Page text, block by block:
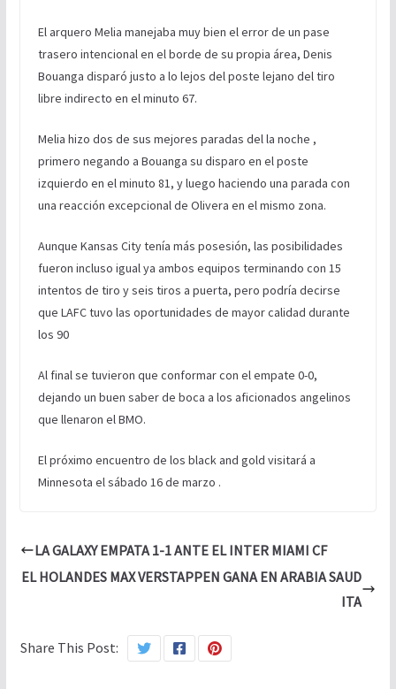
El arquero Melia manejaba muy bien el error de un pase
trasero intencional en el borde de su propia área, Denis
Bouanga disparó justo a lo lejos del poste lejano del tiro
libre indirecto en el minuto 67.
Melia hizo dos de sus mejores paradas del la noche ,
primero negando a Bouanga su disparo en el poste
izquierdo en el minuto 81, y luego haciendo una parada con
una reacción excepcional de Olivera en el mismo zona.
Aunque Kansas City tenía más posesión, las posibilidades
fueron incluso igual ya ambos equipos terminando con 15
intentos de tiro y seis tiros a puerta, pero podría decirse
que LAFC tuvo las oportunidades de mayor calidad durante
los 90
Al final se tuvieron que conformar con el empate 0-0,
dejando un buen saber de boca a los aficionados angelinos
que llenaron el BMO.
El próximo encuentro de los black and gold visitará a
Minnesota el sábado 16 de marzo .
LA GALAXY EMPATA 1-1 ANTE EL INTER MIAMI CF
EL HOLANDES MAX VERSTAPPEN GANA EN ARABIA SAUD
ITA
Share This Post: